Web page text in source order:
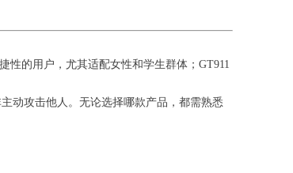
性的用户，尤其适配女性和学生群体；GT911
动攻击他人。无论选择哪款产品，都需熟悉